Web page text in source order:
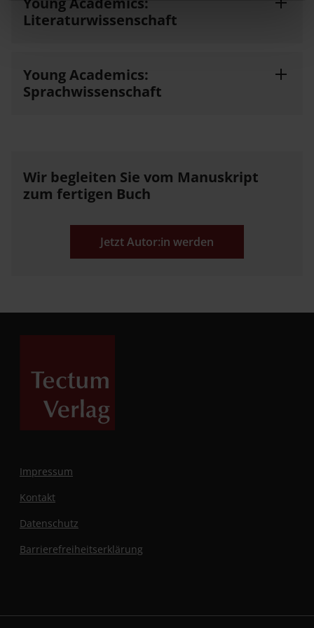
Literaturwissenschaft
Young Academics:
Sprachwissenschaft
Wir begleiten Sie vom Manuskript
zum fertigen Buch
Jetzt Autor:in werden
Impressum
Kontakt
Datenschutz
Barrierefreiheitserklärung